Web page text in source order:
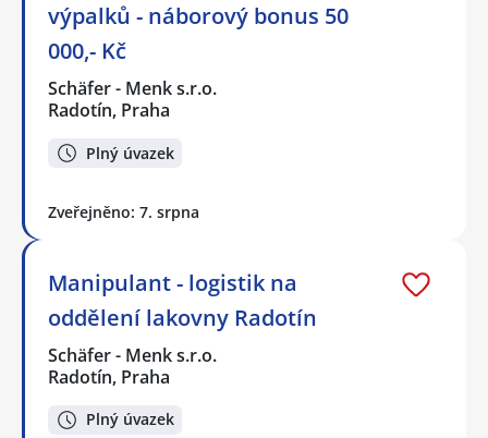
výpalků - náborový bonus 50
000,- Kč
Schäfer - Menk s.r.o.
Radotín, Praha
Plný úvazek
Zveřejněno: 7. srpna
Manipulant - logistik na
oddělení lakovny Radotín
Schäfer - Menk s.r.o.
Radotín, Praha
Plný úvazek